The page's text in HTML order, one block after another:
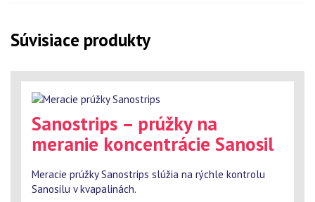
Súvisiace produkty
Sanostrips – prúžky na
meranie koncentrácie Sanosil
Meracie prúžky Sanostrips slúžia na rýchle kontrolu
Sanosilu v kvapalinách.